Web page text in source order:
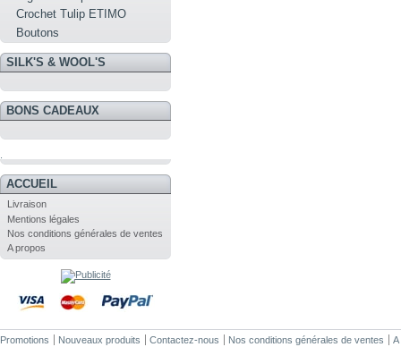
Crochet Tulip ETIMO
Boutons
SILK'S & WOOL'S
BONS CADEAUX
ACCUEIL
Livraison
Mentions légales
Nos conditions générales de ventes
A propos
Promotions Nouveaux produits Contactez-nous Nos conditions générales de ventes A